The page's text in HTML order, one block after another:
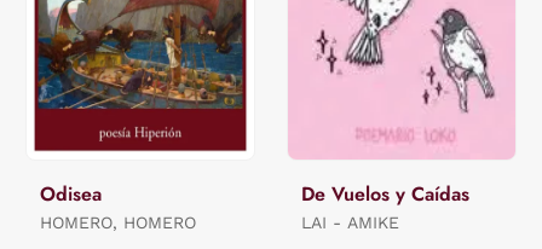
Odisea
HOMERO, HOMERO
De Vuelos y Caídas
LAI - AMIKE